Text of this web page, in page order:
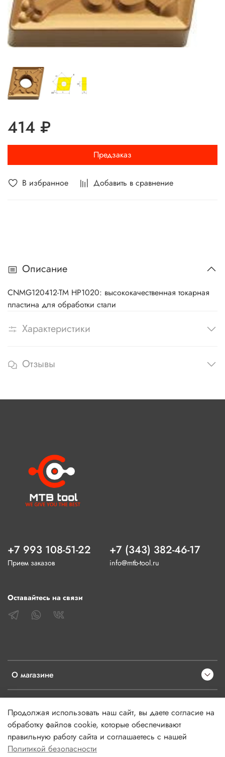
В избранное Добавить в сравнение
414 ₽
Предзаказ
Описание
CNMG120412-TM HP1020: высококачественная токарная
пластина для обработки стали
Характеристики
Отзывы
О магазине
Информация
+7 993 108-51-22
Прием заказов
+7 (343) 382-46-17
info@mtb-tool.ru
Оставайтесь на связи
Продолжая использовать наш сайт, вы даете согласие на
обработку файлов cookie, которые обеспечивают
правильную работу сайта и соглашаетесь с нашей
Политикой безопасности